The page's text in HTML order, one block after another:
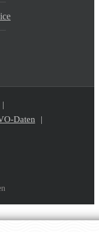
Daten